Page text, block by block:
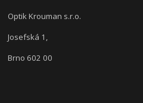
Optik Krouman s.r.o.
Josefská 1,
Brno 602 00